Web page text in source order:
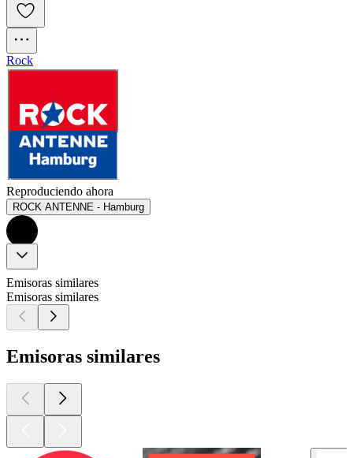
Rock
Reproduciendo ahora
ROCK ANTENNE - Hamburg
Emisoras similares
Emisoras similares
Emisoras similares